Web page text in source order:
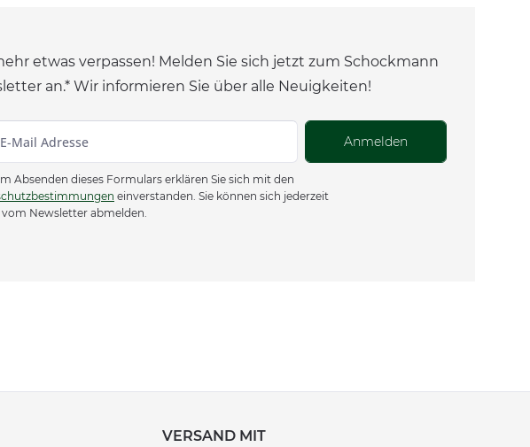
etwas verpassen! Melden Sie sich jetzt zum Schockmann
an.* Wir informieren Sie über alle Neuigkeiten!
Anmelden
Absenden dieses Formulars erklären Sie sich mit den
einverstanden. Sie können sich jederzeit
Newsletter abmelden.
VERSAND MIT